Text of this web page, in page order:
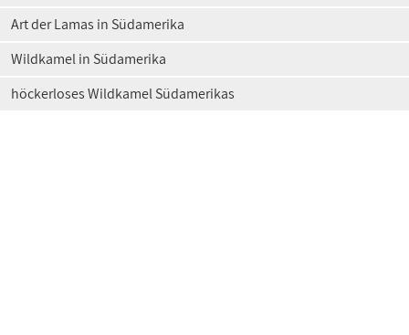
Art der Lamas in Südamerika
Wildkamel in Südamerika
höckerloses Wildkamel Südamerikas